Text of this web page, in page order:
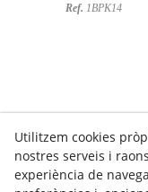
Ref. 1BPK14
Utilitzem cookies
nostres serveis i
experiència de